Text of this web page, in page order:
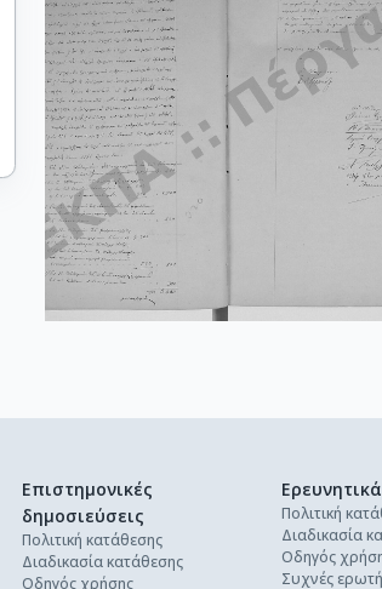
Επιστημονικές
δημοσιεύσεις
Πολιτική κατάθεσης
Διαδικασία κατάθεσης
Οδηγός χρήσης
Πολιτική
Διαδικασία
Οδηγός
Συχνές